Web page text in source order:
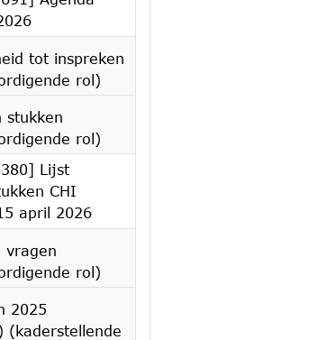
tot inspreken
rol)
stukken
rol)
Lijst
CHI
april 2026
vragen
rol)
2025
(kaderstellende